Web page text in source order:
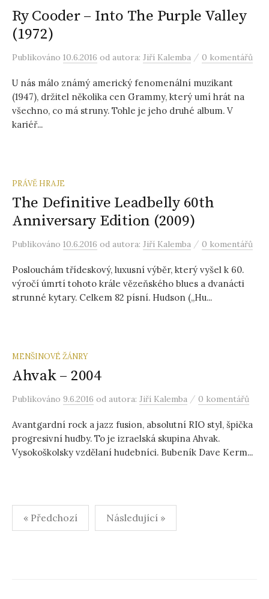
Ry Cooder – Into The Purple Valley
(1972)
Publikováno 10.6.2016 od autora: Jiří Kalemba / 0 komentářů
U nás málo známý americký fenomenální muzikant
(1947), držitel několika cen Grammy, který umí hrát na
všechno, co má struny. Tohle je jeho druhé album. V
kariéř...
PRÁVĚ HRAJE
The Definitive Leadbelly 60th
Anniversary Edition (2009)
Publikováno 10.6.2016 od autora: Jiří Kalemba / 0 komentářů
Poslouchám třídeskový, luxusní výběr, který vyšel k 60.
výročí úmrtí tohoto krále vězeňského blues a dvanácti
strunné kytary. Celkem 82 písní. Hudson („Hu...
MENŠINOVÉ ŽÁNRY
Ahvak – 2004
Publikováno 9.6.2016 od autora: Jiří Kalemba / 0 komentářů
Avantgardní rock a jazz fusion, absolutní RIO styl, špička
progresivní hudby. To je izraelská skupina Ahvak.
Vysokoškolsky vzdělaní hudebníci. Bubeník Dave Kerm...
Stránkování
příspěvků
« Předchozí Následující »